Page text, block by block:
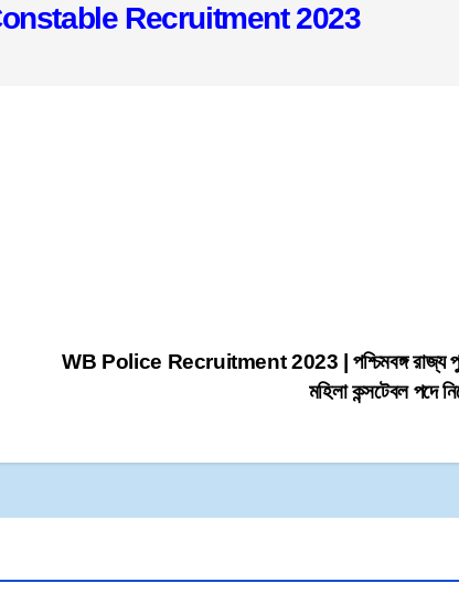
Recruitment 2023
WB Police Recruitment 2023 | পশ্চিমবঙ্গ রাজ্য
মহিলা কন্সটেবল পদে